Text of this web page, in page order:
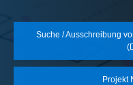
Suche / Ausschreibung
Projekt